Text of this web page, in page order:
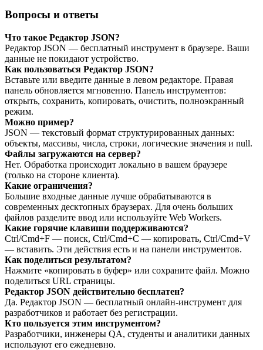
Вопросы и ответы
Что такое Редактор JSON?
Редактор JSON — бесплатный инструмент в браузере. Ваши
данные не покидают устройство.
Как пользоваться Редактор JSON?
Вставьте или введите данные в левом редакторе. Правая
панель обновляется мгновенно. Панель инструментов:
открыть, сохранить, копировать, очистить, полноэкранный
режим.
Можно пример?
JSON — текстовый формат структурированных данных:
объекты, массивы, числа, строки, логические значения и null.
Файлы загружаются на сервер?
Нет. Обработка происходит локально в вашем браузере
(только на стороне клиента).
Какие ограничения?
Большие входные данные лучше обрабатываются в
современных десктопных браузерах. Для очень больших
файлов разделите ввод или используйте Web Workers.
Какие горячие клавиши поддерживаются?
Ctrl/Cmd+F — поиск, Ctrl/Cmd+C — копировать, Ctrl/Cmd+V
— вставить. Эти действия есть и на панели инструментов.
Как поделиться результатом?
Нажмите «копировать в буфер» или сохраните файл. Можно
поделиться URL страницы.
Редактор JSON действительно бесплатен?
Да. Редактор JSON — бесплатный онлайн‑инструмент для
разработчиков и работает без регистрации.
Кто пользуется этим инструментом?
Разработчики, инженеры QA, студенты и аналитики данных
используют его ежедневно.